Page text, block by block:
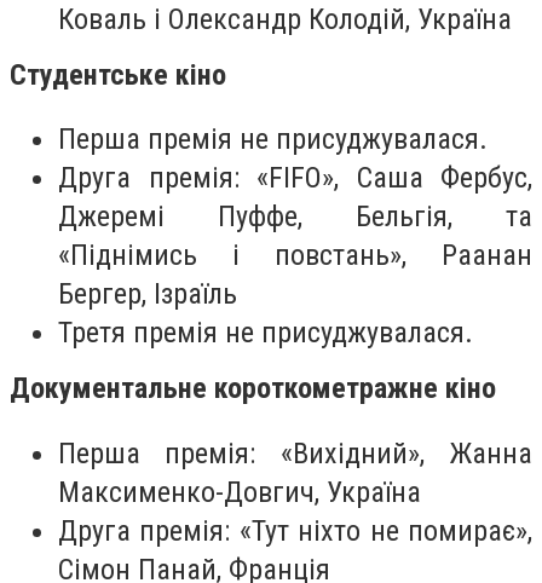
Коваль і Олександр Колодій, Україна
Студентське кіно
Перша премія не присуджувалася.
Друга премія: «FIFO», Саша Фербус,
Джеремі Пуффе, Бельгія, та
«Піднімись і повстань», Раанан
Бергер, Ізраїль
Третя премія не присуджувалася.
Документальне короткометражне кіно
Перша премія: «Вихідний», Жанна
Максименко-Довгич, Україна
Друга премія: «Тут ніхто не помирає»,
Сімон Панай, Франція